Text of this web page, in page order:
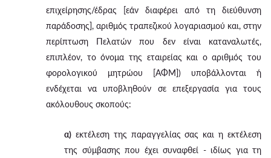
επιχείρησης/έδρας [εάν διαφέρει από τη διεύθυνση
παράδοσης], αριθμός τραπεζικού λογαριασμού και, στην
περίπτωση Πελατών που δεν είναι καταναλωτές,
επιπλέον, το όνομα της εταιρείας και ο αριθμός του
φορολογικού μητρώου [ΑΦΜ]) υποβάλλονται ή
ενδέχεται να υποβληθούν σε επεξεργασία για τους
ακόλουθους σκοπούς:
α) εκτέλεση της παραγγελίας σας και η εκτέλεση
της σύμβασης που έχει συναφθεί - ιδίως για τη